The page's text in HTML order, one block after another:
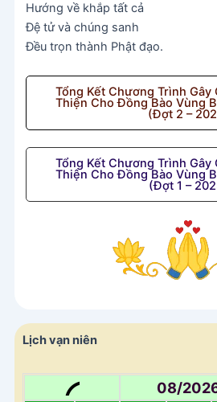
Hướng về khắp tất cả
Đệ tử và chúng sanh
Đều trọn thành Phật đạo.
Tổng Kết Chương Trình Gây
Thiện Cho Đồng Bào Vùng
(Đợt 2 –
Tổng Kết Chương Trình Gây
Thiện Cho Đồng Bào Vùng
(Đợt 1 –
Lịch vạn niên
08/